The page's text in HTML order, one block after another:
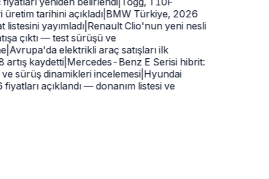
tarihini açıkladı|BMW Türkiye, 2026
yayımladı|Renault Clio'nun yeni nesli
çıktı — test sürüşü ve
|Avrupa'da elektrikli araç satışları ilk
kaydetti|Mercedes-Benz E Serisi hibrit:
sürüş dinamikleri incelemesi|Hyundai
açıklandı — donanım listesi ve